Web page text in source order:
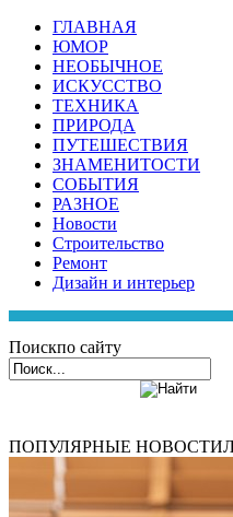
ГЛАВНАЯ
ЮМОР
НЕОБЫЧНОЕ
ИСКУССТВО
ТЕХНИКА
ПРИРОДА
ПУТЕШЕСТВИЯ
ЗНАМЕНИТОСТИ
СОБЫТИЯ
РАЗНОЕ
Новости
Строительство
Ремонт
Дизайн и интерьер
Поискпо сайту
ПОПУЛЯРНЫЕ НОВОСТИ